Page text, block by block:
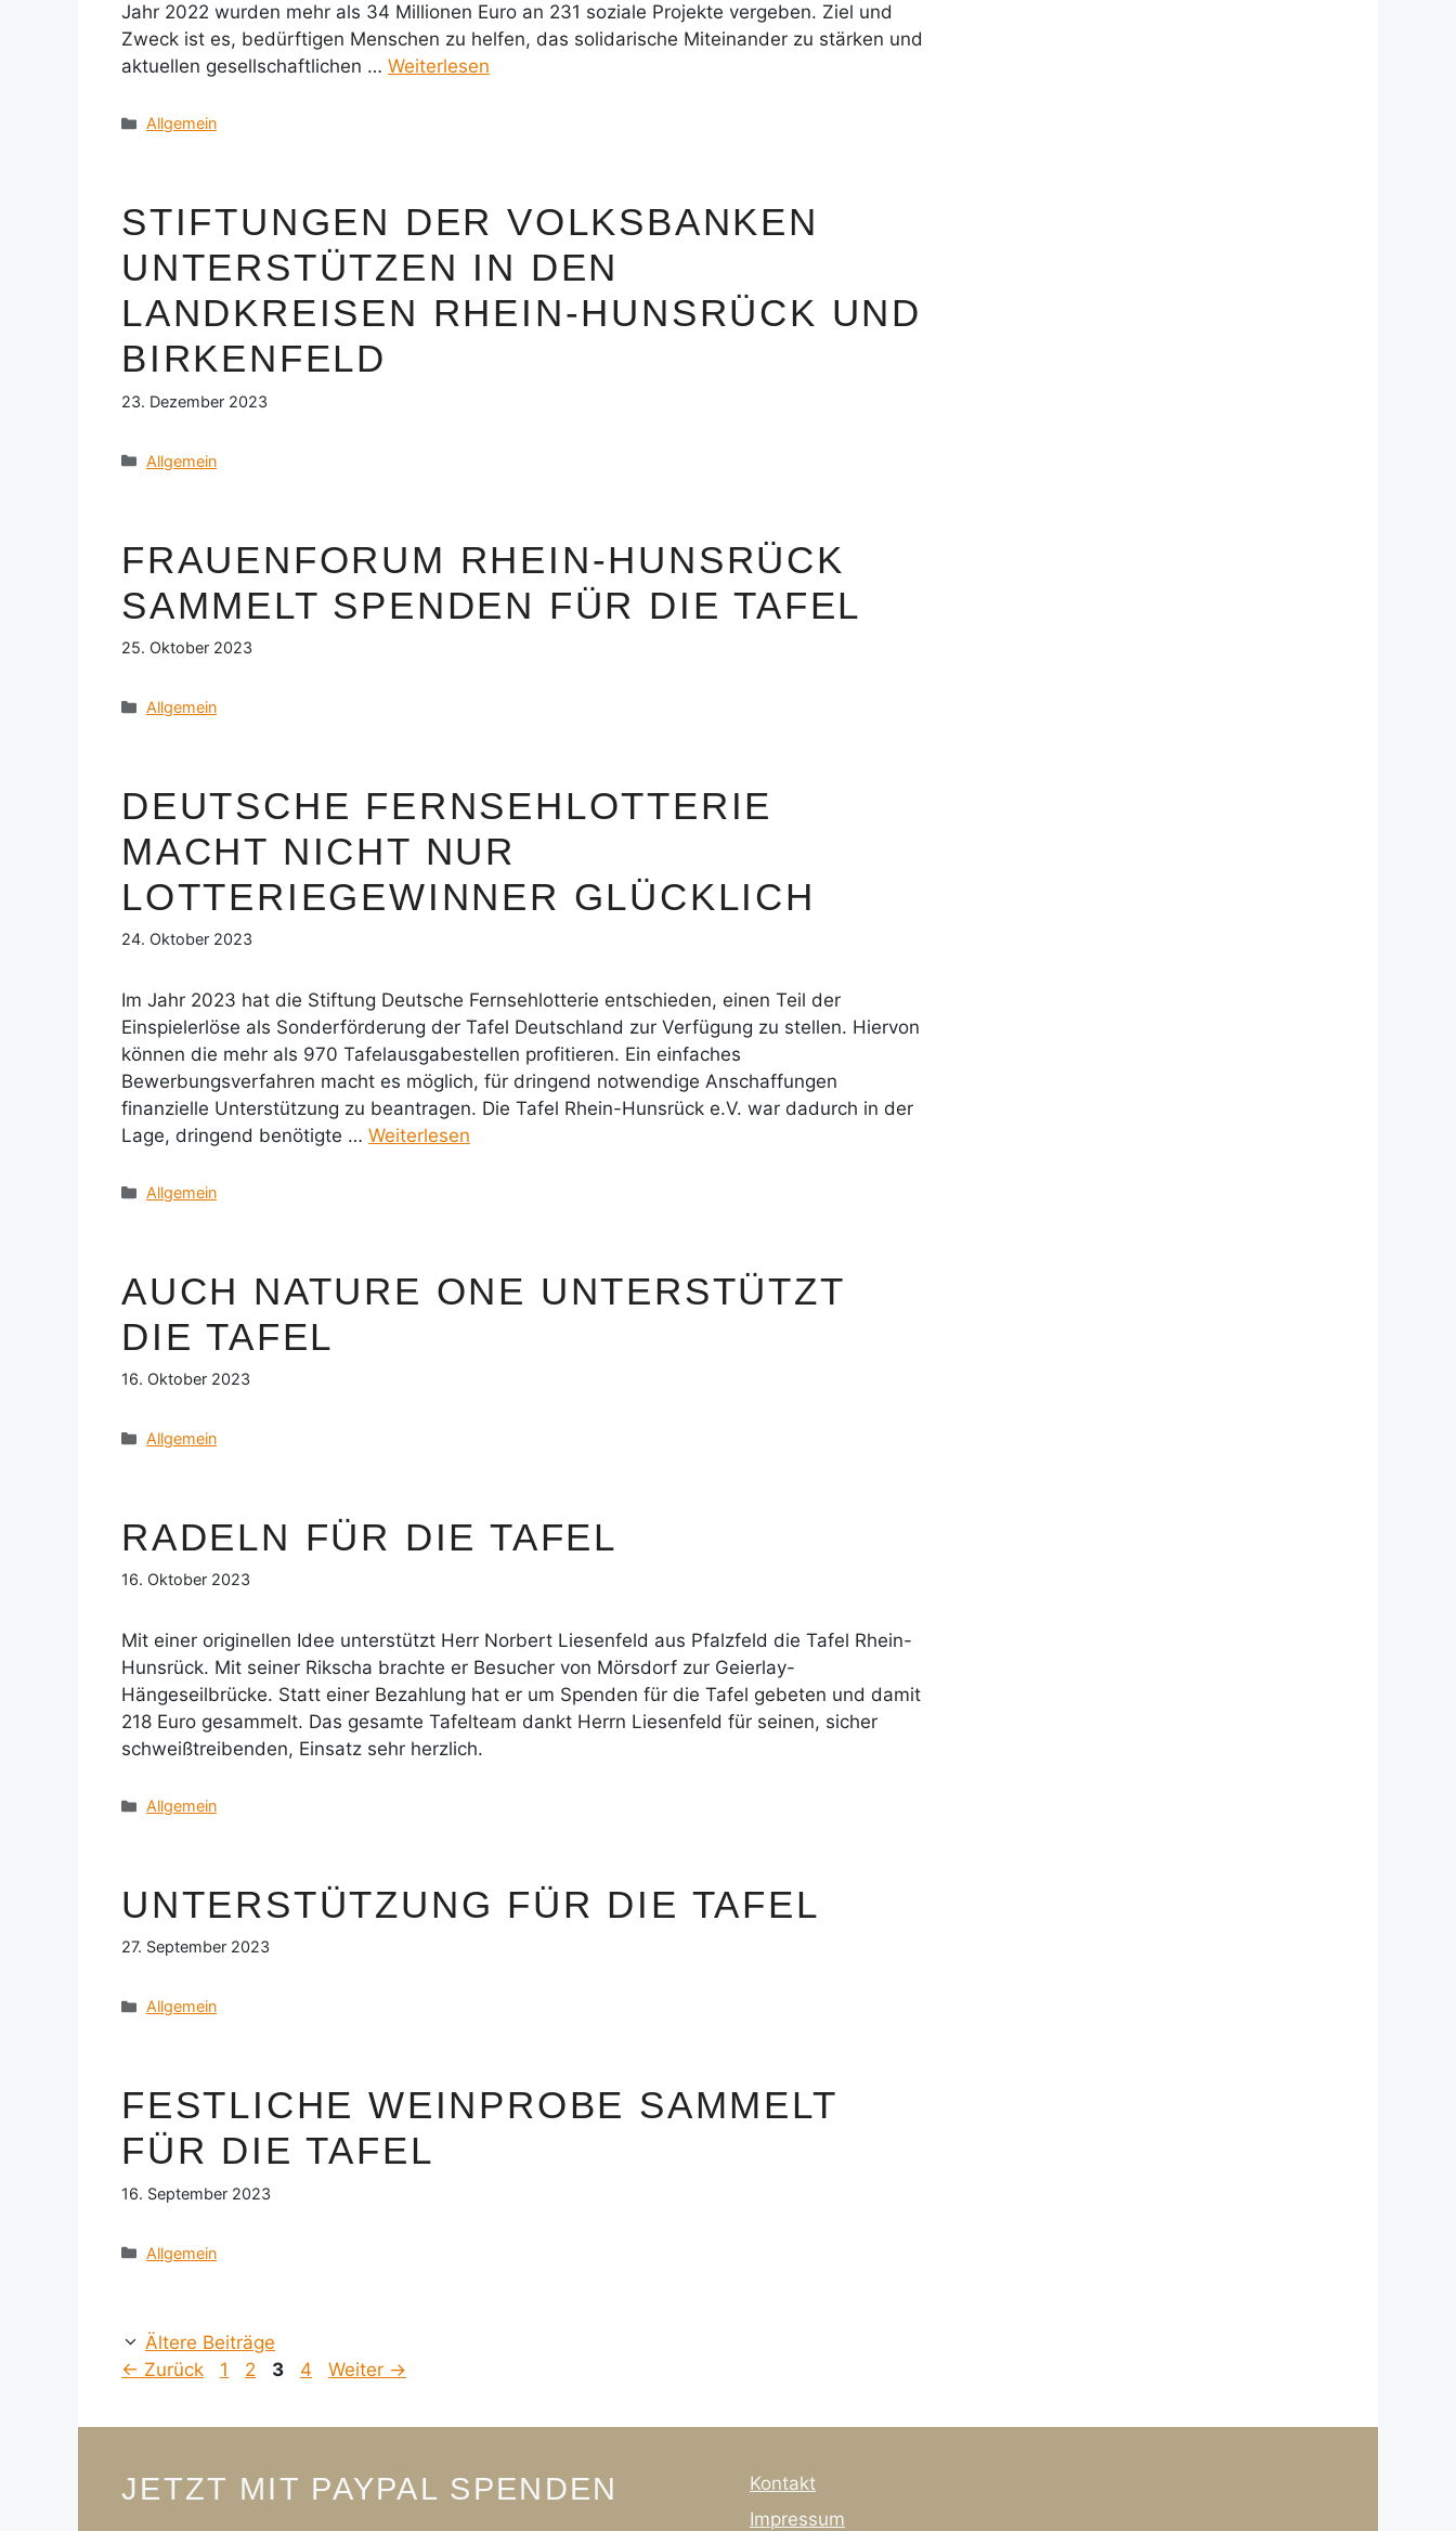
Jahr 2022 wurden mehr als 34 Millionen Euro an 231 soziale Projekte vergeben. Ziel und
Zweck ist es, bedürftigen Menschen zu helfen, das solidarische Miteinander zu stärken und
aktuellen gesellschaftlichen … Weiterlesen
Kategorien
Allgemein
STIFTUNGEN DER VOLKSBANKEN
UNTERSTÜTZEN IN DEN
LANDKREISEN RHEIN-HUNSRÜCK UND
BIRKENFELD
23. Dezember 2023
Kategorien
Allgemein
FRAUENFORUM RHEIN-HUNSRÜCK
SAMMELT SPENDEN FÜR DIE TAFEL
25. Oktober 2023
Kategorien
Allgemein
DEUTSCHE FERNSEHLOTTERIE
MACHT NICHT NUR
LOTTERIEGEWINNER GLÜCKLICH
24. Oktober 2023
Im Jahr 2023 hat die Stiftung Deutsche Fernsehlotterie entschieden, einen Teil der
Einspielerlöse als Sonderförderung der Tafel Deutschland zur Verfügung zu stellen. Hiervon
können die mehr als 970 Tafelausgabestellen profitieren. Ein einfaches
Bewerbungsverfahren macht es möglich, für dringend notwendige Anschaffungen
finanzielle Unterstützung zu beantragen. Die Tafel Rhein-Hunsrück e.V. war dadurch in der
Lage, dringend benötigte … Weiterlesen
Kategorien
Allgemein
AUCH NATURE ONE UNTERSTÜTZT
DIE TAFEL
16. Oktober 2023
Kategorien
Allgemein
RADELN FÜR DIE TAFEL
16. Oktober 2023
Mit einer originellen Idee unterstützt Herr Norbert Liesenfeld aus Pfalzfeld die Tafel Rhein-
Hunsrück. Mit seiner Rikscha brachte er Besucher von Mörsdorf zur Geierlay-
Hängeseilbrücke. Statt einer Bezahlung hat er um Spenden für die Tafel gebeten und damit
218 Euro gesammelt. Das gesamte Tafelteam dankt Herrn Liesenfeld für seinen, sicher
schweißtreibenden, Einsatz sehr herzlich.
Kategorien
Allgemein
UNTERSTÜTZUNG FÜR DIE TAFEL
27. September 2023
Kategorien
Allgemein
FESTLICHE WEINPROBE SAMMELT
FÜR DIE TAFEL
16. September 2023
Kategorien
Allgemein
Ältere Beiträge
← Zurück Seite
1 Seite
2 Seite
3 Seite
4 Weiter →
JETZT MIT PAYPAL SPENDEN
Kontakt
Impressum